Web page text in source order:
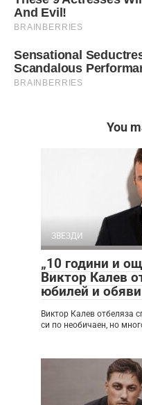
You
ЗВЕЗДИ
„10 години и
Виктор Калев
юбилей и
Виктор Калев отбеляза
си по необичаен, но